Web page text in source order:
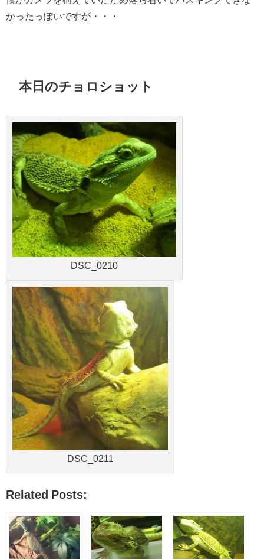
かったっぽいですが・・・
本日のチョロショット
DSC_0210
DSC_0211
Related Posts: